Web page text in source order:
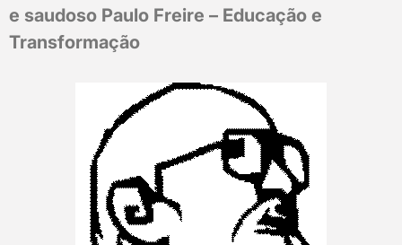
e saudoso Paulo Freire – Educação e
Transformação